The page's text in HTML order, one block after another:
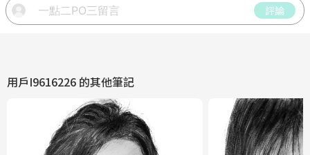
評論
用戶I9616226 的其他筆記